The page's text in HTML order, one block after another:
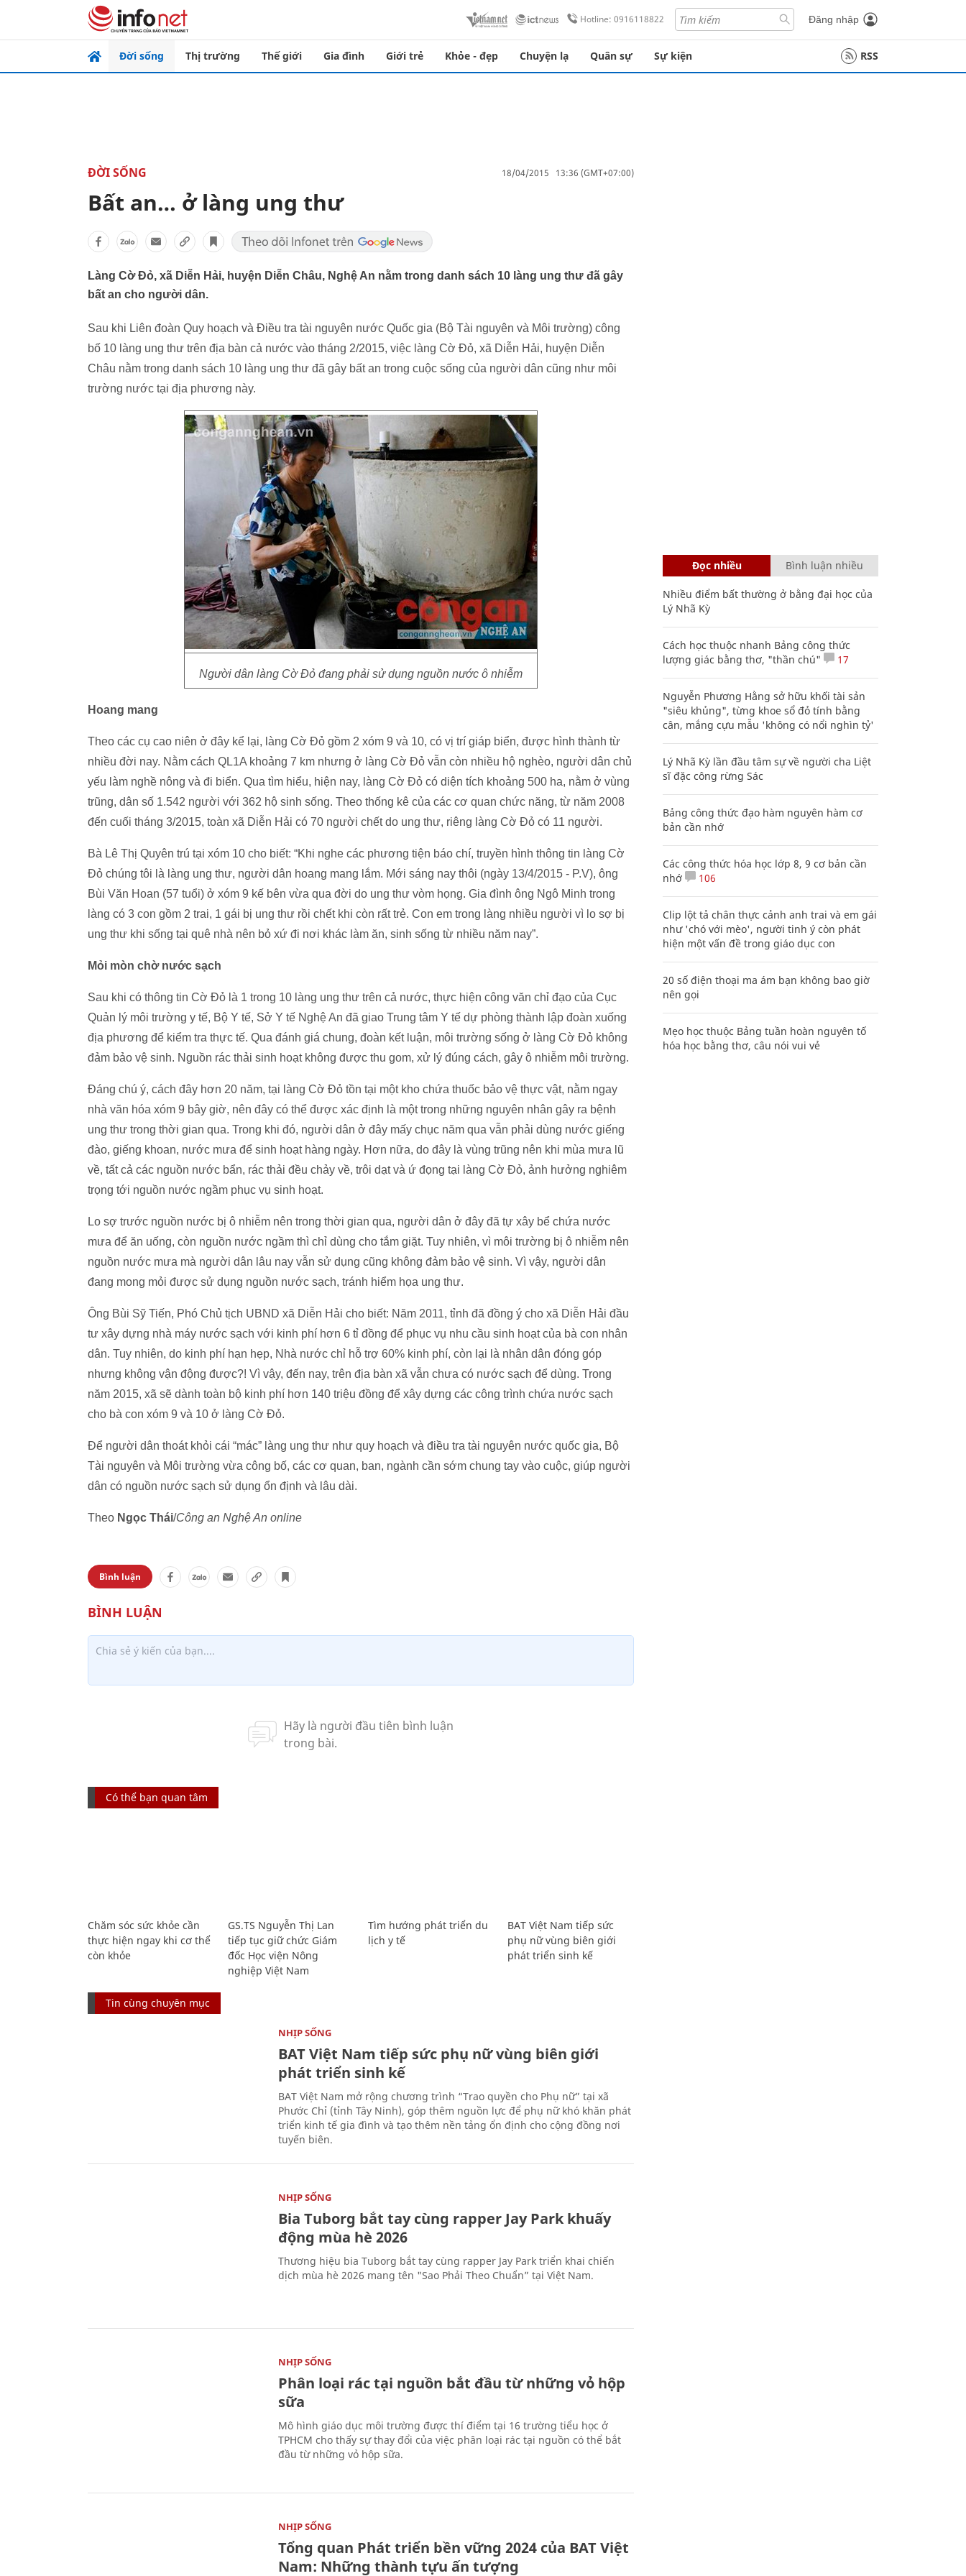
Hotline: 0916118822 Đăng nhập
Đời sống Thị trường Thế giới Gia đình Giới trẻ Khỏe - đẹp Chuyện lạ Quân sự Sự kiện RSS
ĐỜI SỐNG 18/04/2015 13:36 (GMT+07:00)
Bất an… ở làng ung thư
Làng Cờ Đỏ, xã Diễn Hải, huyện Diễn Châu, Nghệ An nằm trong danh sách 10 làng ung thư đã gây
bất an cho người dân.
Sau khi Liên đoàn Quy hoạch và Điều tra tài nguyên nước Quốc gia (Bộ Tài nguyên và Môi trường) công
bố 10 làng ung thư trên địa bàn cả nước vào tháng 2/2015, việc làng Cờ Đỏ, xã Diễn Hải, huyện Diễn
Châu nằm trong danh sách 10 làng ung thư đã gây bất an trong cuộc sống của người dân cũng như môi
trường nước tại địa phương này.
Người dân làng Cờ Đỏ đang phải sử dụng nguồn nước ô nhiễm
Hoang mang
Theo các cụ cao niên ở đây kể lại, làng Cờ Đỏ gồm 2 xóm 9 và 10, có vị trí giáp biển, được hình thành từ
nhiều đời nay. Nằm cách QL1A khoảng 7 km nhưng ở làng Cờ Đỏ vẫn còn nhiều hộ nghèo, người dân chủ
yếu làm nghề nông và đi biển. Qua tìm hiểu, hiện nay, làng Cờ Đỏ có diện tích khoảng 500 ha, nằm ở vùng
trũng, dân số 1.542 người với 362 hộ sinh sống. Theo thống kê của các cơ quan chức năng, từ năm 2008
đến cuối tháng 3/2015, toàn xã Diễn Hải có 70 người chết do ung thư, riêng làng Cờ Đỏ có 11 người.
Bà Lê Thị Quyên trú tại xóm 10 cho biết: “Khi nghe các phương tiện báo chí, truyền hình thông tin làng Cờ
Đỏ chúng tôi là làng ung thư, người dân hoang mang lắm. Mới sáng nay thôi (ngày 13/4/2015 - P.V), ông
Bùi Văn Hoan (57 tuổi) ở xóm 9 kế bên vừa qua đời do ung thư vòm họng. Gia đình ông Ngô Minh trong
làng có 3 con gồm 2 trai, 1 gái bị ung thư rồi chết khi còn rất trẻ. Con em trong làng nhiều người vì lo sợ bị
ung thư khi sống tại quê nhà nên bỏ xứ đi nơi khác làm ăn, sinh sống từ nhiều năm nay”.
Mỏi mòn chờ nước sạch
Sau khi có thông tin Cờ Đỏ là 1 trong 10 làng ung thư trên cả nước, thực hiện công văn chỉ đạo của Cục
Quản lý môi trường y tế, Bộ Y tế, Sở Y tế Nghệ An đã giao Trung tâm Y tế dự phòng thành lập đoàn xuống
địa phương để kiểm tra thực tế. Qua đánh giá chung, đoàn kết luận, môi trường sống ở làng Cờ Đỏ không
đảm bảo vệ sinh. Nguồn rác thải sinh hoạt không được thu gom, xử lý đúng cách, gây ô nhiễm môi trường.
Đáng chú ý, cách đây hơn 20 năm, tại làng Cờ Đỏ tồn tại một kho chứa thuốc bảo vệ thực vật, nằm ngay
nhà văn hóa xóm 9 bây giờ, nên đây có thể được xác định là một trong những nguyên nhân gây ra bệnh
ung thư trong thời gian qua. Trong khi đó, người dân ở đây mấy chục năm qua vẫn phải dùng nước giếng
đào, giếng khoan, nước mưa để sinh hoạt hàng ngày. Hơn nữa, do đây là vùng trũng nên khi mùa mưa lũ
về, tất cả các nguồn nước bẩn, rác thải đều chảy về, trôi dạt và ứ đọng tại làng Cờ Đỏ, ảnh hưởng nghiêm
trọng tới nguồn nước ngầm phục vụ sinh hoạt.
Lo sợ trước nguồn nước bị ô nhiễm nên trong thời gian qua, người dân ở đây đã tự xây bể chứa nước
mưa để ăn uống, còn nguồn nước ngầm thì chỉ dùng cho tắm giặt. Tuy nhiên, vì môi trường bị ô nhiễm nên
nguồn nước mưa mà người dân lâu nay vẫn sử dụng cũng không đảm bảo vệ sinh. Vì vậy, người dân
đang mong mỏi được sử dụng nguồn nước sạch, tránh hiểm họa ung thư.
Ông Bùi Sỹ Tiến, Phó Chủ tịch UBND xã Diễn Hải cho biết: Năm 2011, tỉnh đã đồng ý cho xã Diễn Hải đầu
tư xây dựng nhà máy nước sạch với kinh phí hơn 6 tỉ đồng để phục vụ nhu cầu sinh hoạt của bà con nhân
dân. Tuy nhiên, do kinh phí hạn hẹp, Nhà nước chỉ hỗ trợ 60% kinh phí, còn lại là nhân dân đóng góp
nhưng không vận động được?! Vì vậy, đến nay, trên địa bàn xã vẫn chưa có nước sạch để dùng. Trong
năm 2015, xã sẽ dành toàn bộ kinh phí hơn 140 triệu đồng để xây dựng các công trình chứa nước sạch
cho bà con xóm 9 và 10 ở làng Cờ Đỏ.
Để người dân thoát khỏi cái “mác” làng ung thư như quy hoạch và điều tra tài nguyên nước quốc gia, Bộ
Tài nguyên và Môi trường vừa công bố, các cơ quan, ban, ngành cần sớm chung tay vào cuộc, giúp người
dân có nguồn nước sạch sử dụng ổn định và lâu dài.
Theo Ngọc Thái/Công an Nghệ An online
Bình luận
Có thể bạn quan tâm
Chăm sóc sức khỏe cần
thực hiện ngay khi cơ thể
còn khỏe
GS.TS Nguyễn Thị Lan
tiếp tục giữ chức Giám
đốc Học viện Nông
nghiệp Việt Nam
Tìm hướng phát triển du
lịch y tế
BAT Việt Nam tiếp sức
phụ nữ vùng biên giới
phát triển sinh kế
Tin cùng chuyên mục
NHỊP SỐNG
BAT Việt Nam tiếp sức phụ nữ vùng biên giới
phát triển sinh kế
BAT Việt Nam mở rộng chương trình “Trao quyền cho Phụ nữ” tại xã
Phước Chỉ (tỉnh Tây Ninh), góp thêm nguồn lực để phụ nữ khó khăn phát
triển kinh tế gia đình và tạo thêm nền tảng ổn định cho cộng đồng nơi
tuyến biên.
NHỊP SỐNG
Bia Tuborg bắt tay cùng rapper Jay Park khuấy
động mùa hè 2026
Thương hiệu bia Tuborg bắt tay cùng rapper Jay Park triển khai chiến
dịch mùa hè 2026 mang tên "Sao Phải Theo Chuẩn” tại Việt Nam.
NHỊP SỐNG
Phân loại rác tại nguồn bắt đầu từ những vỏ hộp
sữa
Mô hình giáo dục môi trường được thí điểm tại 16 trường tiểu học ở
TPHCM cho thấy sự thay đổi của việc phân loại rác tại nguồn có thể bắt
đầu từ những vỏ hộp sữa.
NHỊP SỐNG
Tổng quan Phát triển bền vững 2024 của BAT Việt
Nam: Những thành tựu ấn tượng
Đọc nhiều Bình luận nhiều
Nhiều điểm bất thường ở bằng đại học của
Lý Nhã Kỳ
Cách học thuộc nhanh Bảng công thức
lượng giác bằng thơ, "thần chú"
17
Nguyễn Phương Hằng sở hữu khối tài sản
"siêu khủng", từng khoe sổ đỏ tính bằng
cân, mắng cựu mẫu 'không có nổi nghìn tỷ'
Lý Nhã Kỳ lần đầu tâm sự về người cha Liệt
sĩ đặc công rừng Sác
Bảng công thức đạo hàm nguyên hàm cơ
bản cần nhớ
Các công thức hóa học lớp 8, 9 cơ bản cần
nhớ
106
Clip lột tả chân thực cảnh anh trai và em gái
như 'chó với mèo', người tinh ý còn phát
hiện một vấn đề trong giáo dục con
20 số điện thoại ma ám bạn không bao giờ
nên gọi
Mẹo học thuộc Bảng tuần hoàn nguyên tố
hóa học bằng thơ, câu nói vui vẻ